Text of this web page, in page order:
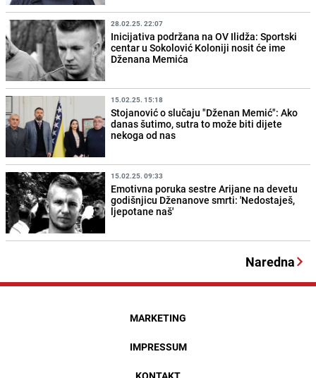
28.02.25. 22:07
Inicijativa podržana na OV Ilidža: Sportski
centar u Sokolović Koloniji nosit će ime
Dženana Memića
15.02.25. 15:18
Stojanović o slučaju "Dženan Memić": Ako
danas šutimo, sutra to može biti dijete
nekoga od nas
15.02.25. 09:33
Emotivna poruka sestre Arijane na devetu
godišnjicu Dženanove smrti: 'Nedostaješ,
ljepotane naš'
Naredna
MARKETING
IMPRESSUM